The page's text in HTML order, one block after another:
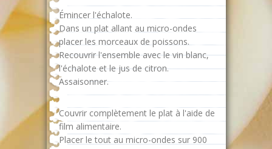
Émincer l'échalote.
Dans un plat allant au micro-ondes
placer les morceaux de poissons.
Recouvrir l'ensemble avec le vin blanc,
l'échalote et le jus de citron.
Assaisonner.
Couvrir complètement le plat à l'aide de
film alimentaire.
Placer le tout au micro-ondes sur 900